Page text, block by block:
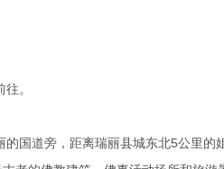
。
国道旁，距离瑞丽县城东北5公里的